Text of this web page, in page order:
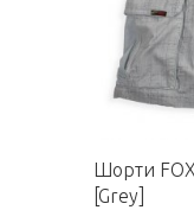
Шорти
[Grey]